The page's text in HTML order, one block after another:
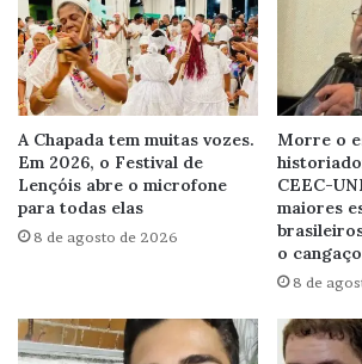
A Chapada tem muitas vozes.
Em 2026, o Festival de
Lençóis abre o microfone
para todas elas
8 de agosto de 2026
Morre o
CEEC-
maiores
o cangaço
8 de